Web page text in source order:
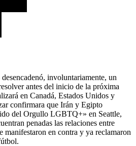
involuntariamente, un
antes del inicio de la próxima
en Canadá, Estados Unidos y
confirmara que Irán y Egipto
del Orgullo LGBTQ+» en Seattle,
penadas las relaciones entre
manifestaron en contra y ya reclamaron